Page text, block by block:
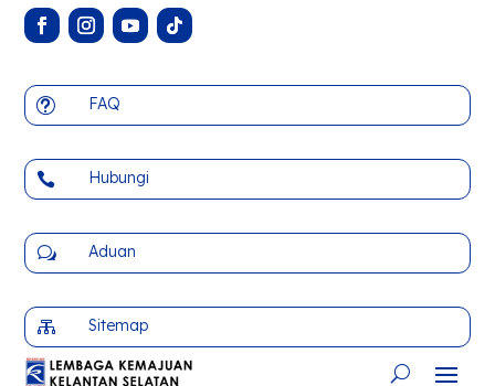
t FAQ
 Hubungi
w Aduan
 Sitemap